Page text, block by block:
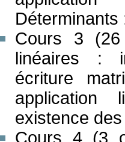
Cours 3 (26
linéaires :
écriture
application
existence
Cours 4 (3